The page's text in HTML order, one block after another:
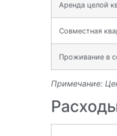
Аренда целой
Совместная
Проживание в
Примечание: